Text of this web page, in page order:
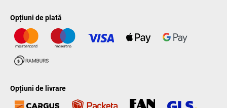
Opțiuni de plată
Opțiuni de livrare